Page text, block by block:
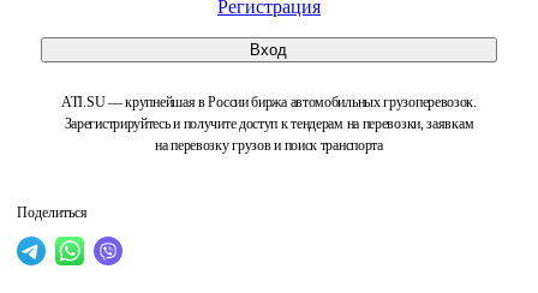
Регистрация
Вход
ATI.SU — крупнейшая в России биржа автомобильных грузоперевозок.
Зарегистрируйтесь и получите доступ к тендерам на перевозки, заявкам
на перевозку грузов и поиск транспорта
Поделиться